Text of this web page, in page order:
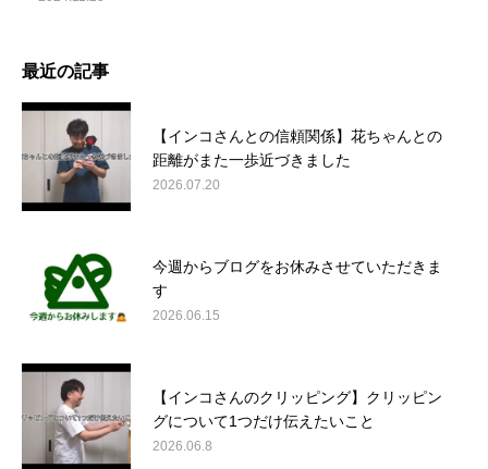
最近の記事
【インコさんとの信頼関係】花ちゃんとの
距離がまた一歩近づきました
2026.07.20
今週からブログをお休みさせていただきま
す
2026.06.15
【インコさんのクリッピング】クリッピン
グについて1つだけ伝えたいこと
2026.06.8